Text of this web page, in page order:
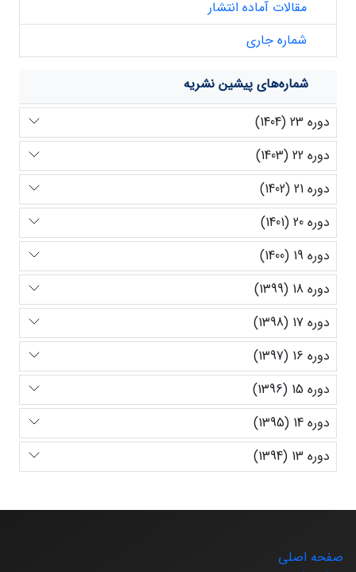
مقالات آماده انتشار
شماره جاری
شماره‌های پیشین نشریه
دوره 23 (1404)
دوره 22 (1403)
دوره 21 (1402)
دوره 20 (1401)
دوره 19 (1400)
دوره 18 (1399)
دوره 17 (1398)
دوره 16 (1397)
دوره 15 (1396)
دوره 14 (1395)
دوره 13 (1394)
صفحه اصلی